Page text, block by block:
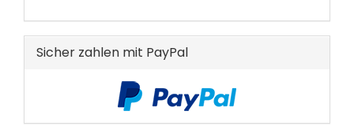
EIN.
Sicher zahlen mit PayPal